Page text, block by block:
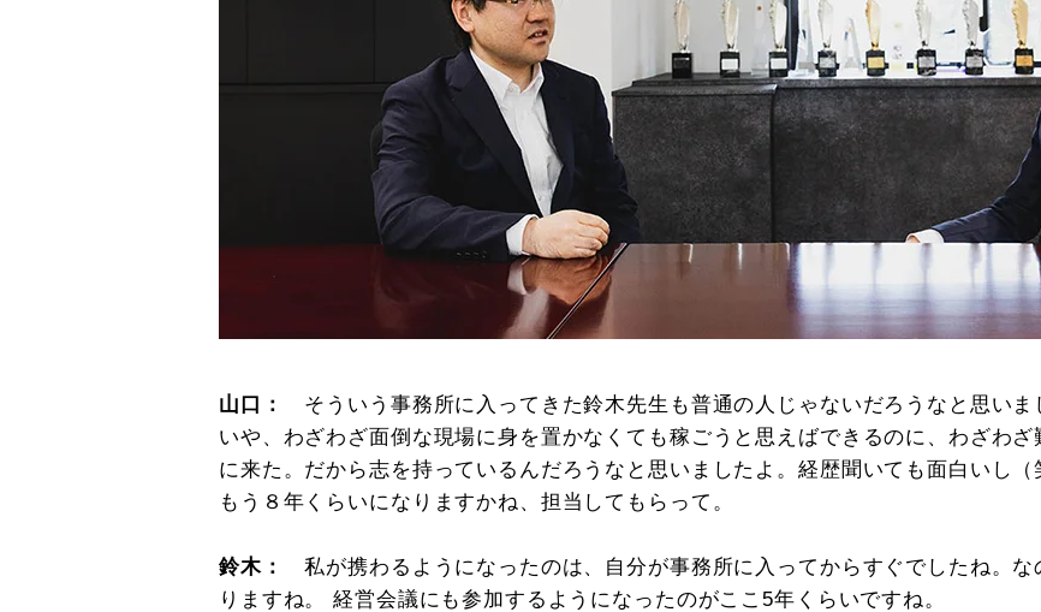
山口： そういう事務所に入ってきた鈴木先生も普通の人じゃないだろうなと思いま
いや、わざわざ面倒な現場に身を置かなくても稼ごうと思えばできるのに、わざわ
に来た。だから志を持っているんだろうなと思いましたよ。経歴聞いても面白いし（
もう８年くらいになりますかね、担当してもらって。
鈴木：私が携わるようになったのは、自分が事務所に入ってからすぐでしたね。
りますね。 経営会議にも参加するようになったのがここ5年くらいですね。